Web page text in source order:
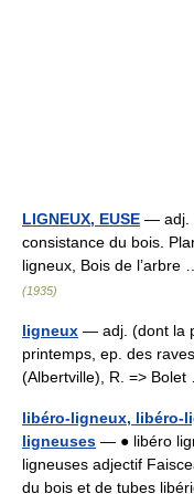
LIGNEUX, EUSE — adj.
consistance du bois.
ligneux, Bois de
(1935)
ligneux — adj. (dont la
printemps, ep. des
(Albertville), R. =>
libéro-ligneux, libéro-
ligneuses — ● libéro
ligneuses adjectif
du bois et de tubes